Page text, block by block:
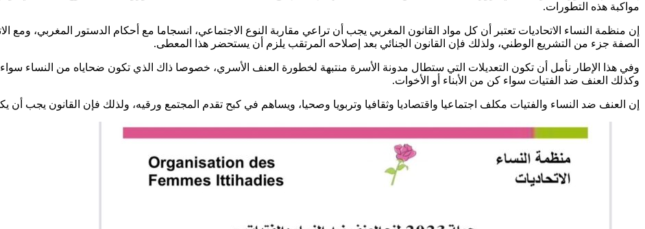
مواكبة هذه التطورات.
إن منظمة النساء الاتحاديات تعتبر أن كل مواد القانون المغربي يجب أن تراعي مقاربة النوع الاجتماعي، انسجاما مع أحكام الدستور المغربي، ومع
الصفة جزء من التشريع الوطني، ولذلك فإن القانون الجنائي بعد إصلاحه المرتقب يلزم أن يستحضر هذا المعطى.
وفي هذا الإطار نأمل أن تكون التعديلات التي ستطال مدونة الأسرة منتبهة لخطورة العنف الأسري، خصوصا ذاك الذي تكون ضحاياه من النساء
وكذلك العنف ضد الفتيات سواء كن من الأبناء أو الأخوات.
إن العنف ضد النساء والفتيات مكلف اجتماعيا واقتصاديا وثقافيا وتربويا وصحيا، ويساهم في كبح تقدم المجتمع ورقيه، ولذلك فإن القانون يجب أن